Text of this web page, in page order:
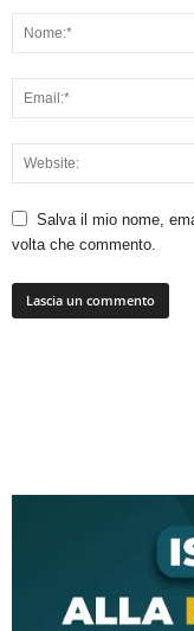
Salva il mio nome,
volta che commento.